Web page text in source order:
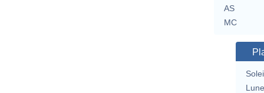
AS
MC
Lune